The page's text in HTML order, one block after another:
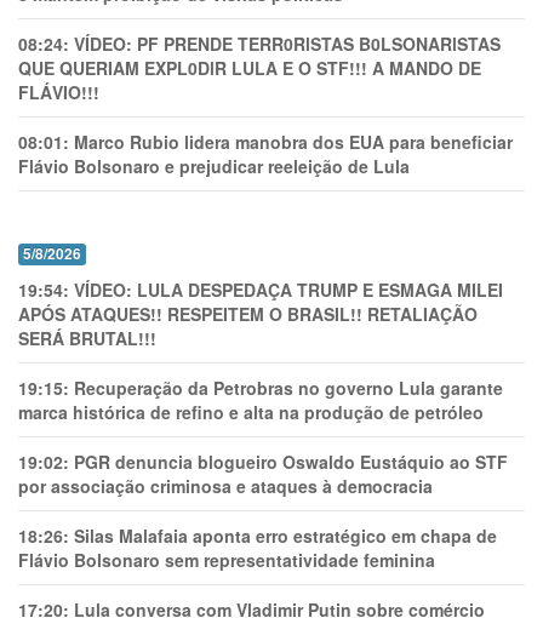
08:24: VÍDEO: PF PRENDE TERR0RlSTAS B0LSONARlSTAS
QUE QUERIAM EXPL0DlR LULA E O STF!!! A MANDO DE
FLÁVIO!!!
08:01: Marco Rubio lidera manobra dos EUA para beneficiar
Flávio Bolsonaro e prejudicar reeleição de Lula
5/8/2026
19:54: VÍDEO: LULA DESPEDAÇA TRUMP E ESMAGA MILEI
APÓS ATAQUES!! RESPEITEM O BRASIL!! RETALIAÇÃO
SERÁ BRUTAL!!!
19:15: Recuperação da Petrobras no governo Lula garante
marca histórica de refino e alta na produção de petróleo
19:02: PGR denuncia blogueiro Oswaldo Eustáquio ao STF
por associação criminosa e ataques à democracia
18:26: Silas Malafaia aponta erro estratégico em chapa de
Flávio Bolsonaro sem representatividade feminina
17:20: Lula conversa com Vladimir Putin sobre comércio